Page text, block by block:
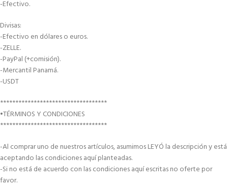
-Efectivo.
Divisas:
-Efectivo en dólares o euros.
-ZELLE.
-PayPal (+comisión).
-Mercantil Panamá.
-USDT
***********************************
•TÉRMINOS Y CONDICIONES
***********************************
-Al comprar uno de nuestros artículos, asumimos LEYÓ la descripción y está
aceptando las condiciones aquí planteadas.
-Si no está de acuerdo con las condiciones aquí escritas no oferte por
favor.